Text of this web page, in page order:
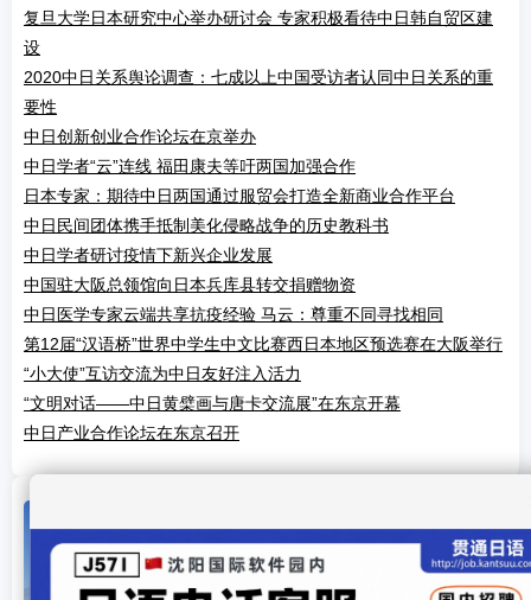
复旦大学日本研究中心举办研讨会 专家积极看待中日韩自贸区建
设
2020中日关系舆论调查：七成以上中国受访者认同中日关系的重
要性
中日创新创业合作论坛在京举办
中日学者“云”连线 福田康夫等吁两国加强合作
日本专家：期待中日两国通过服贸会打造全新商业合作平台
中日民间团体携手抵制美化侵略战争的历史教科书
中日学者研讨疫情下新兴企业发展
中国驻大阪总领馆向日本兵库县转交捐赠物资
中日医学专家云端共享抗疫经验 马云：尊重不同寻找相同
第12届“汉语桥”世界中学生中文比赛西日本地区预选赛在大阪举行
“小大使”互访交流为中日友好注入活力
“文明对话——中日黄檗画与唐卡交流展”在东京开幕
中日产业合作论坛在东京召开